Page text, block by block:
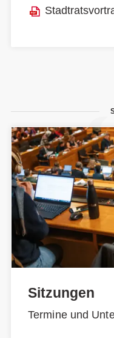
Sitzungen
Termine und